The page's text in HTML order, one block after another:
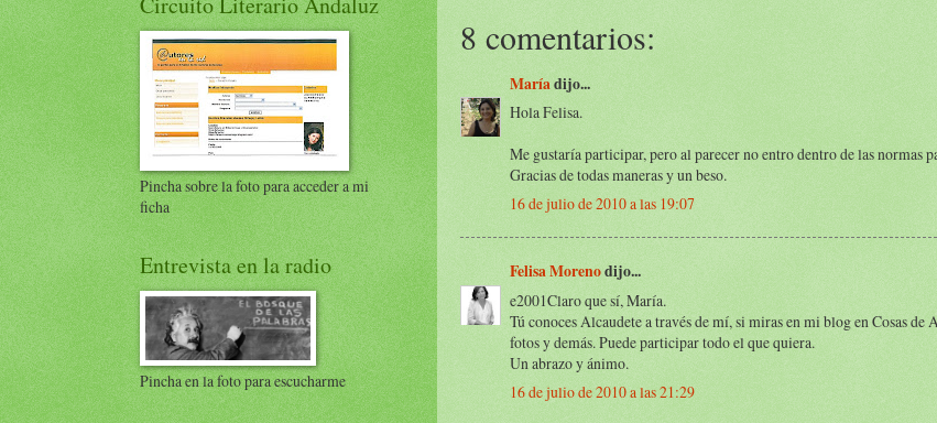
8 comentarios:
Maríadijo...
Hola Felisa.
Me gustaría participar, pero al parecer no entro dentro de las normas
Gracias de todas maneras y un beso.
16 de julio de 2010 a las 19:07
Felisa Morenodijo...
e2001Claro que sí, María.
Tú conoces Alcaudete a través de mí, si miras en mi blog en Cosas de
fotos y demás. Puede participar todo el que quiera.
Un abrazo y ánimo.
16 de julio de 2010 a las 21:29
Pincha sobre la foto para acceder a mi
ficha
Entrevista en la radio
Pincha en la foto para escucharme